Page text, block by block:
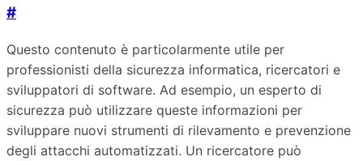
#
Questo contenuto è particolarmente utile per
professionisti della sicurezza informatica, ricercatori e
sviluppatori di software. Ad esempio, un esperto di
sicurezza può utilizzare queste informazioni per
sviluppare nuovi strumenti di rilevamento e prevenzione
degli attacchi automatizzati. Un ricercatore può